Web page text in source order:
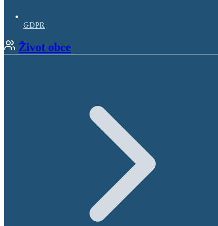
GDPR
Život obce